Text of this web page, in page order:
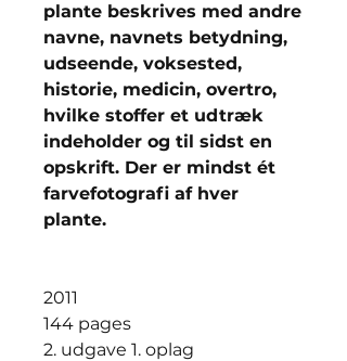
plante beskrives med andre
navne, navnets betydning,
udseende, voksested,
historie, medicin, overtro,
hvilke stoffer et udtræk
indeholder og til sidst en
opskrift. Der er mindst ét
farvefotografi af hver
plante.
2011
144 pages
2. udgave 1. oplag